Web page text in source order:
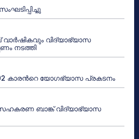
വാർഷികവും വിദ്യാഭ്യാസ
നടത്തി
കാരൻറെ യോഗഭ്യാസ പ്രകടനം
ബാങ്ക് വിദ്യാഭ്യാസ